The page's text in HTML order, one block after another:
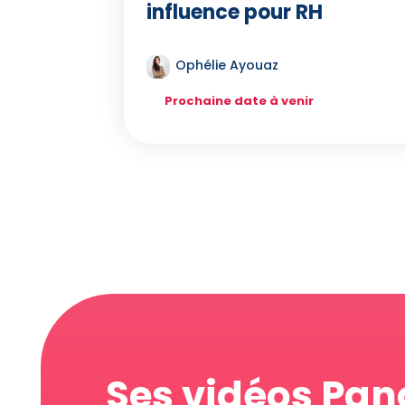
influence pour RH
Ophélie Ayouaz
Prochaine date à venir